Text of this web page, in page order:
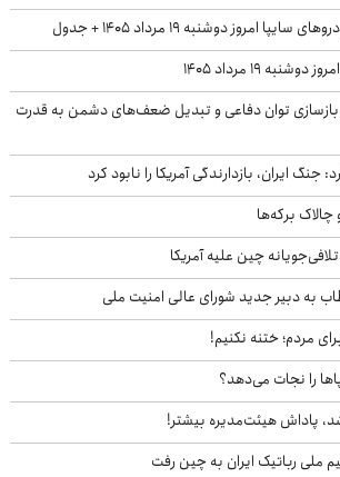
امروز دوشنبه ۱۹ مرداد ۱۴۰۵ + جدول
۱۹ مرداد ۱۴۰۵
توان دفاعی و تبدیل ضعف‌های دشمن به قدرت
جنگ ایران، بازدارندگی آمریکا را نابود کرد
برکه‌ها
چین علیه آمریکا
به دبیر جدید شورای عالی امنیت ملی
مردم؛ ختنه نکنیم!
را نجات می‌دهد؟
پاداش هیئت‌مدیره بیشتر!
ملی رباتیک ایران به چین رفت